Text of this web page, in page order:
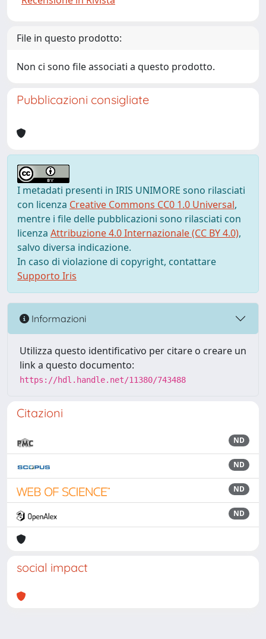
File in questo prodotto:
Non ci sono file associati a questo prodotto.
Pubblicazioni consigliate
I metadati presenti in IRIS UNIMORE sono rilasciati
con licenza Creative Commons CC0 1.0 Universal,
mentre i file delle pubblicazioni sono rilasciati con
licenza Attribuzione 4.0 Internazionale (CC BY 4.0),
salvo diversa indicazione.
In caso di violazione di copyright, contattare
Supporto Iris
Informazioni
Utilizza questo identificativo per citare o creare un
link a questo documento:
https://hdl.handle.net/11380/743488
Citazioni
ND
ND
ND
ND
social impact